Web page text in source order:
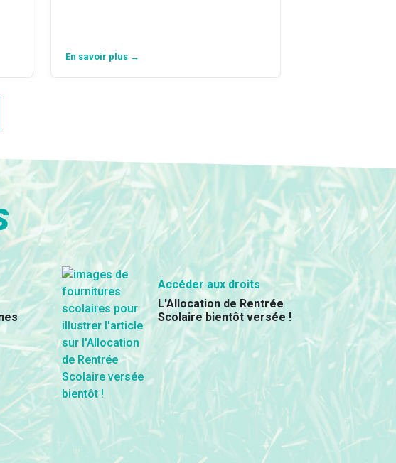
En savoir plus →
Accéder aux droits
L'Allocation de Rentrée
Scolaire bientôt versée !